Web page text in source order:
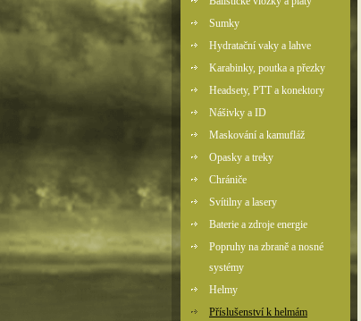
Sumky
Hydratační vaky a lahve
Karabinky, poutka a přezky
Headsety, PTT a konektory
Nášivky a ID
Maskování a kamufláž
Opasky a treky
Chrániče
Svítilny a lasery
Baterie a zdroje energie
Popruhy na zbraně a nosné
systémy
Helmy
Příslušenství k helmám